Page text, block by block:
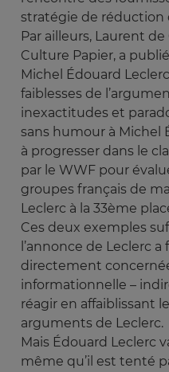
stratégie de réduction
Par ailleurs, Laurent
Culture Papier, a
Michel Édouard
faiblesses de
inexactitudes et
sans humour à Michel
à progresser dans le
par le WWF pour
groupes français de
Leclerc à la 33ème
Ces deux exemples
l’annonce de Leclerc
directement
informationnelle –
réagir en affaiblissant
arguments de Leclerc.
Mais Édouard Leclerc
même qu’il est tenté